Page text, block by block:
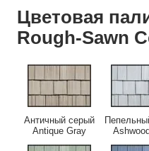
Цветовая
Rough-Sawn
Античный серый
Antique Gray